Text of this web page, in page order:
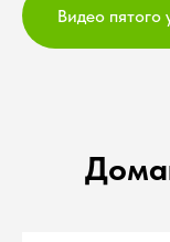
Видео пятого